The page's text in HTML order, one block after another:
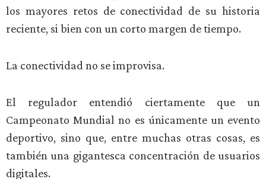
los mayores retos de conectividad de su historia
reciente, si bien con un corto margen de tiempo.
La conectividad no se improvisa.
El regulador entendió ciertamente que un
Campeonato Mundial no es únicamente un evento
deportivo, sino que, entre muchas otras cosas, es
también una gigantesca concentración de usuarios
digitales.